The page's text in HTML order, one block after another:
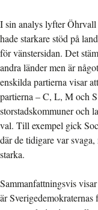
I sin analys lyfter Öhrvall
hade starkare stöd på
för vänstersidan. Det
andra länder men är
enskilda partierna visar
partierna – C, L, M och
storstadskommuner och
val. Till exempel gick
där de tidigare var
starka.
Sammanfattningsvis
är Sverigedemokraternas